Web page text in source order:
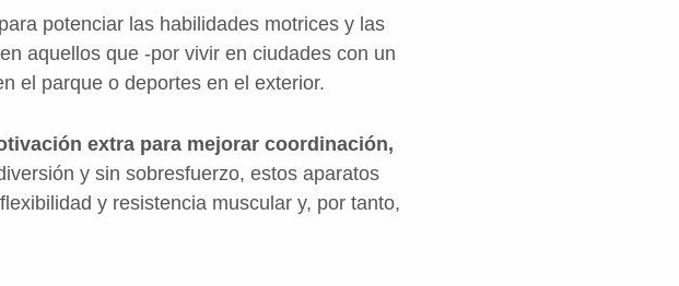
potenciar las habilidades motrices y las
aquellos que -por vivir en ciudades con un
el parque o deportes en el exterior.
extra para mejorar coordinación,
y sin sobresfuerzo, estos aparatos
y resistencia muscular y, por tanto,